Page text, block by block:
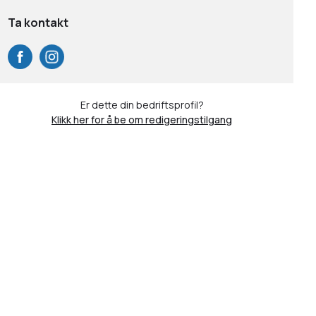
Ta kontakt
Er dette din bedriftsprofil?
Klikk her for å be om redigeringstilgang